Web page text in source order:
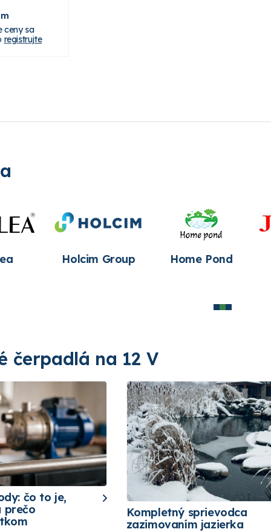
ceny sa
registrujte
Jebao
Meßner
čerpadlá na 12 V
čo to je,
prečo
Kompletný sprievodca
zazimovaním jazierka